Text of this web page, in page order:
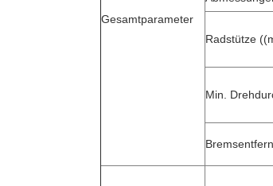
Gesamtparameter
Radstütze
Min.